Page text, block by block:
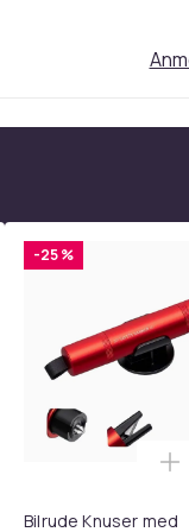
(A2DP)
- Mave-
Beauty Vanity
-25 %
Bilrude Knuser med